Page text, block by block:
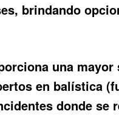
brindando
una mayor
en balística
donde se